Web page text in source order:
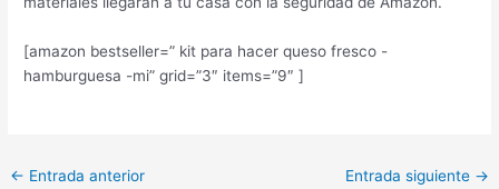
[amazon bestseller=” kit para hacer queso fresco -
hamburguesa -mi” grid=”3″ items=”9″ ]
Navegación
← Entrada anterior Entrada siguiente →